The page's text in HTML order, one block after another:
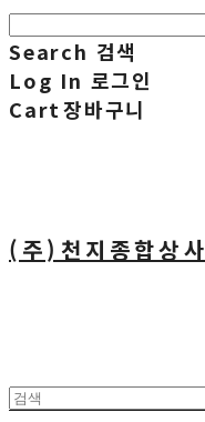
Search 검색
Log In 로그인
Cart장바구니
(주)천지종합상사